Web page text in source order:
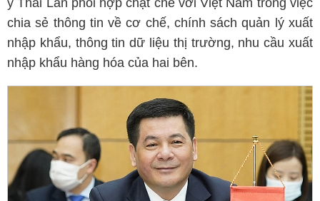
ý Thái Lan phối hợp chặt chẽ với Việt Nam trong việc
chia sẻ thông tin về cơ chế, chính sách quản lý xuất
nhập khẩu, thông tin dữ liệu thị trường, nhu cầu xuất
nhập khẩu hàng hóa của hai bên.